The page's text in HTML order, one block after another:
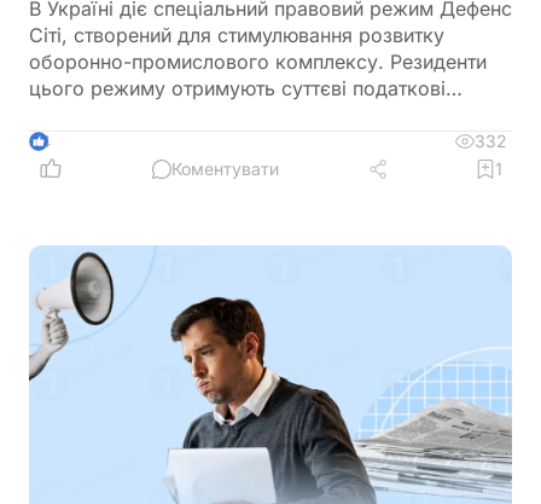
В Україні діє спеціальний правовий режим Дефенс
Сіті, створений для стимулювання розвитку
оборонно-промислового комплексу. Резиденти
цього режиму отримують суттєві податкові
цільового використання прибутку, обмеження на
виплату дивідендів та інвестиційні правила.
4
332
Коментувати
1